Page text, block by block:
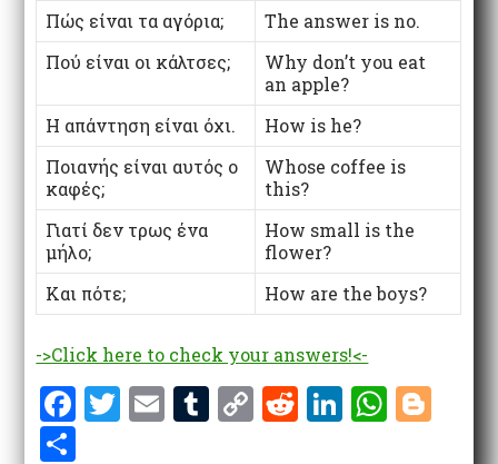
Πώς είναι τα αγόρια;
The answer is no.
Πού είναι οι κάλτσες;
Why don’t you eat
an apple?
Η απάντηση είναι όχι.
How is he?
Ποιανής είναι αυτός ο
καφές;
Whose coffee is
this?
Γιατί δεν τρως ένα
μήλο;
How small is the
flower?
Και πότε;
How are the boys?
->Click here to check your answers!<-
F T E T C R Li W